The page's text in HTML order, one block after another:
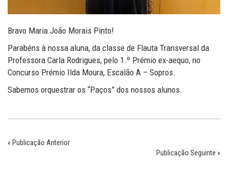
Bravo Maria João Morais Pinto!
Parabéns à nossa aluna, da classe de Flauta Transversal da
Professora Carla Rodrigues, pelo 1.º Prémio ex-aequo, no
Concurso Prémio Ilda Moura, Escalão A – Sopros.
Sabemos orquestrar os “Paços” dos nossos alunos.
« Publicação Anterior
Publicação Seguinte »